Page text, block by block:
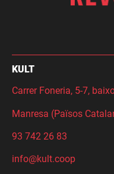
KULT
Carrer Foneria, 5-7,
Manresa (Països
93 742 26 83
info@kult.coop